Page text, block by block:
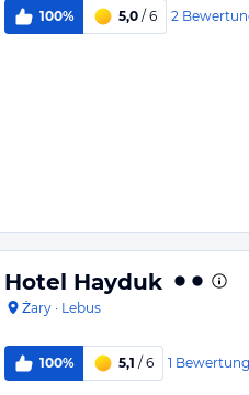
100% 5,0 / 6 2
Hotel Hayduk
Żary · Lebus
100% 5,1 / 6 1 Bewertung